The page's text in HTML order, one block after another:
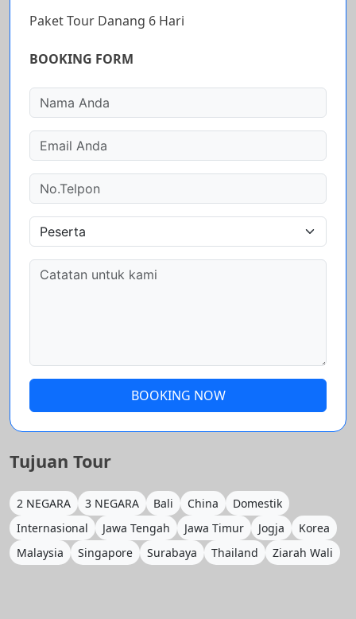
Paket Tour Danang 6 Hari
BOOKING FORM
BOOKING NOW
Tujuan Tour
2 NEGARA 3 NEGARA Bali China
Domestik
Internasional
Jawa Tengah Jawa Timur Jogja
Korea
Malaysia
Singapore Surabaya Thailand Ziarah Wali